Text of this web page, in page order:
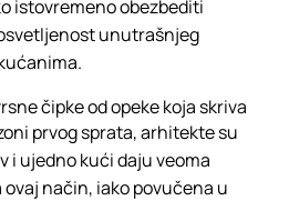
istovremeno obezbediti
unutrašnjeg
čipke od opeke koja skriva
prvog sprata, arhitekte su
i ujedno kući daju veoma
način, iako povučena u